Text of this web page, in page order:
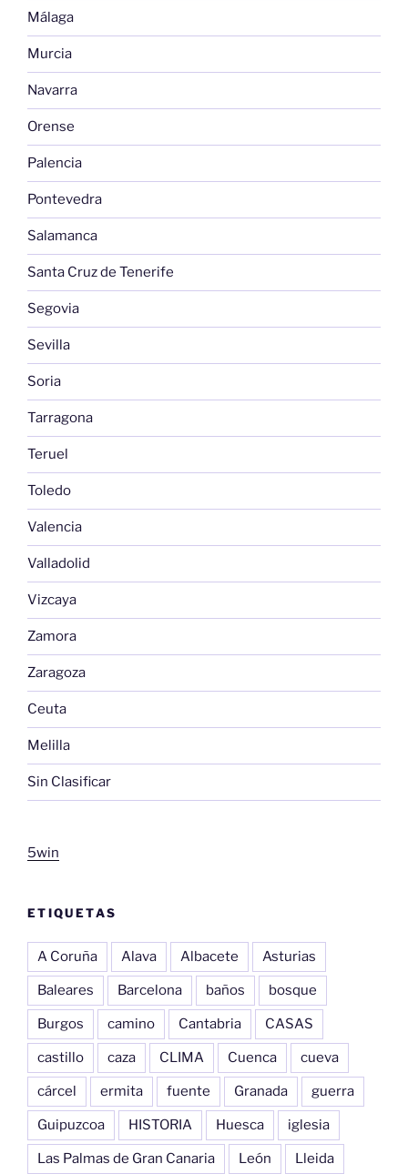
Málaga
Murcia
Navarra
Orense
Palencia
Pontevedra
Salamanca
Santa Cruz de Tenerife
Segovia
Sevilla
Soria
Tarragona
Teruel
Toledo
Valencia
Valladolid
Vizcaya
Zamora
Zaragoza
Ceuta
Melilla
Sin Clasificar
5win
ETIQUETAS
A Coruña Alava Albacete Asturias
Baleares Barcelona baños bosque
Burgos camino Cantabria CASAS
castillo caza CLIMA Cuenca cueva
cárcel ermita fuente Granada guerra
Guipuzcoa HISTORIA Huesca iglesia
Las Palmas de Gran Canaria León Lleida